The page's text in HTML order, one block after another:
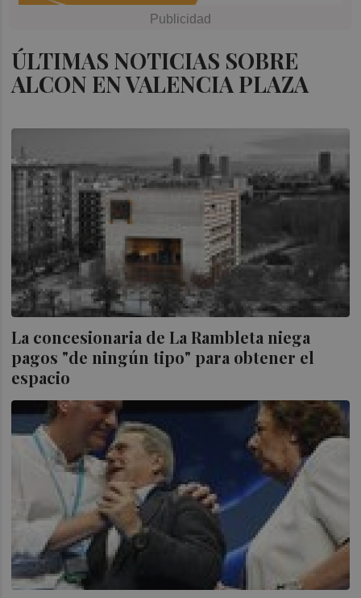
ÚLTIMAS NOTICIAS SOBRE
ALCON EN VALENCIA PLAZA
La concesionaria de La Rambleta niega
pagos "de ningún tipo" para obtener el
espacio